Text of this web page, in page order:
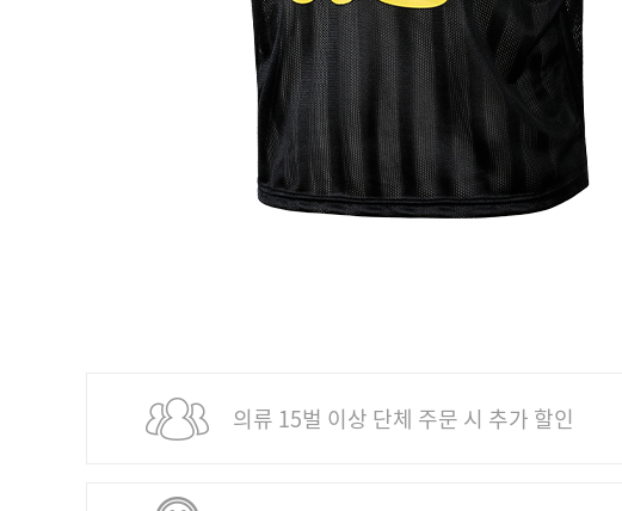
의류 15벌 이상 단체 주문 시 추가 할인